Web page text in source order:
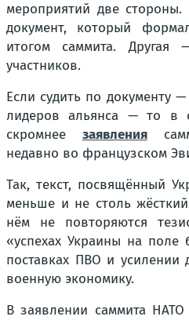
мероприятий две
документ, который
итогом саммита. Другая
участников.
Если судить по документу
лидеров альянса — то в
скромнее заявления
недавно во французском
Так, текст, посвящённый
меньше и не столь
нём не повторяются
«успехах Украины на поле
поставках ПВО и усилении
военную экономику.
В заявлении саммита